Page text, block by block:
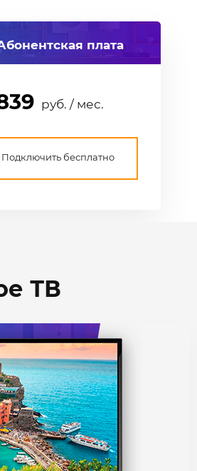
плата
руб. / мес.
Подключить бесплатно
ТВ